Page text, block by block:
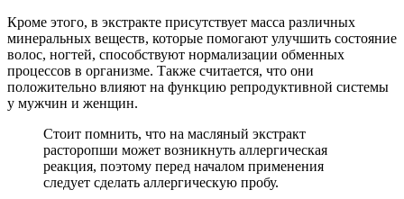
Кроме этого, в экстракте присутствует масса различных
минеральных веществ, которые помогают улучшить состояние
волос, ногтей, способствуют нормализации обменных
процессов в организме. Также считается, что они
положительно влияют на функцию репродуктивной системы
у мужчин и женщин.
Стоит помнить, что на масляный экстракт
расторопши может возникнуть аллергическая
реакция, поэтому перед началом применения
следует сделать аллергическую пробу.